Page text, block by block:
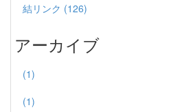
結リンク (126)
アーカイブ
(1)
(1)